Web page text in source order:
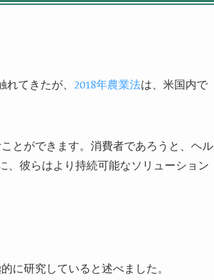
てきたが、 2018年農業法は、米国内で
とができます。消費者であろうと、ヘル
、彼らはより持続可能なソリューション
に研究していると述べました。